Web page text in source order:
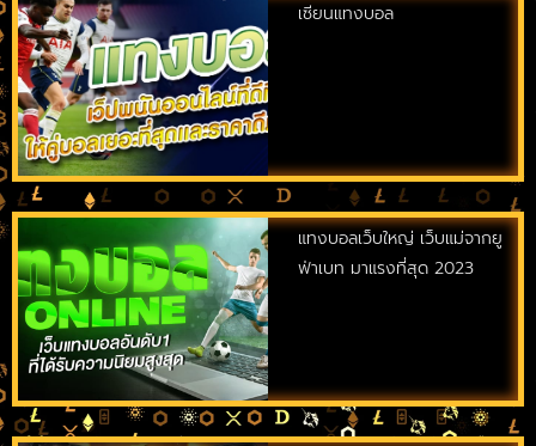
เซียนแทงบอล
แทงบอลเว็บใหญ่ เว็บแม่จากยู
ฟ่าเบท มาแรงที่สุด 2023